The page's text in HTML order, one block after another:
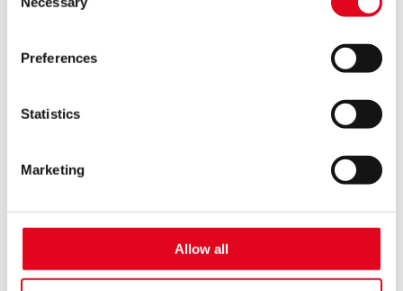
functionality or personalized user experience of this
You thereby also consent to the transfer of data to third
sentence 1 a GDPR. These third countries may not have
a level of data protection comparable to that of the EU. In
and processed by local authorities and that your data
Selection
Preferences
Statistics
Marketing
Allow all
Safety datasheet EL-Add 48, EL-Fil 77, EL-Loc 70 [pdf]
Язык: Тайский, Независимо от языка
Группа продукции: Герметики